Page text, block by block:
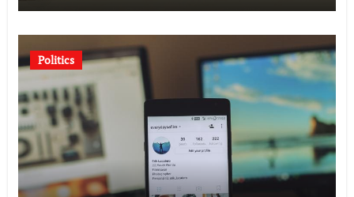
Politics